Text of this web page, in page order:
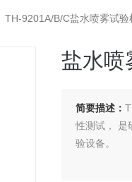
TH-9201A/B/C盐水喷雾试验
盐水喷
简要描述：
性测试， 是
验设备。